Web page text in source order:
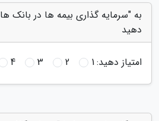
به "سرمایه گذاری بیمه ها در بانک
دهید
امتیاز دهید:1
2
3
4